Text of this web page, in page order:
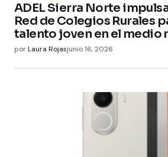
ADEL Sierra Norte
Red de Colegios Rurales
talento joven en el medio
porLaura Rojasjunio 16, 2026